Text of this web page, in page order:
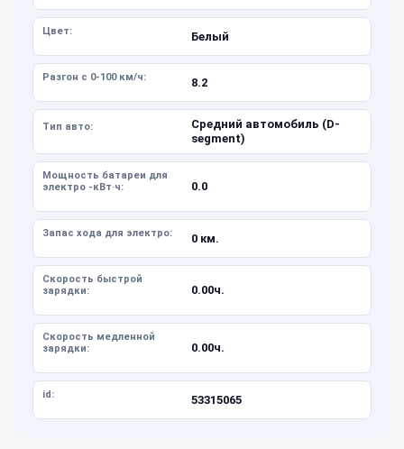
Цвет: Белый
Разгон с 0-100 км/ч: 8.2
Тип авто:
Средний автомобиль (D-
segment)
Мощность батареи для
электро -кВт·ч:
0.0
Запас хода для электро: 0 км.
Скорость быстрой
зарядки:
0.00ч.
Скорость медленной
зарядки:
0.00ч.
id: 53315065